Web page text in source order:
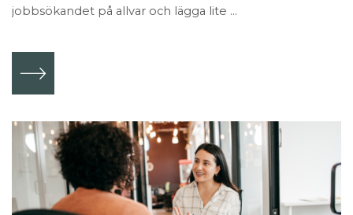
jobbsökandet på allvar och lägga lite ...